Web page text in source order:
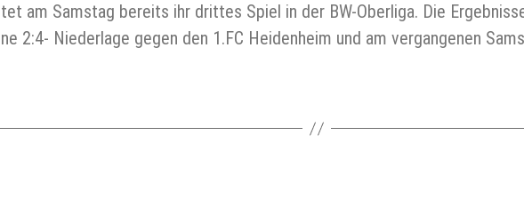
am Samstag bereits ihr drittes Spiel in der BW-Oberliga. Die
2:4- Niederlage gegen den 1.FC Heidenheim und am vergangenen